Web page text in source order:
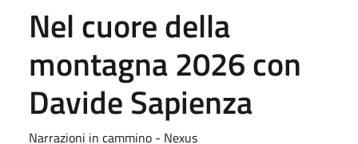
Nel cuore della
montagna 2026 con
Davide Sapienza
Narrazioni in cammino - Nexus